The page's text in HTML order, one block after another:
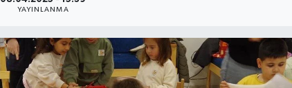
YAYINLANMA